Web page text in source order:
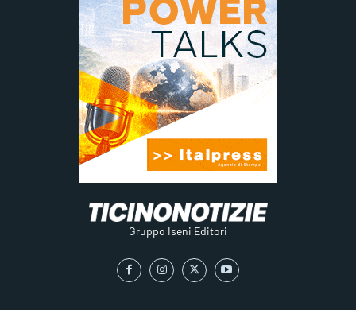
Gruppo Iseni Editori